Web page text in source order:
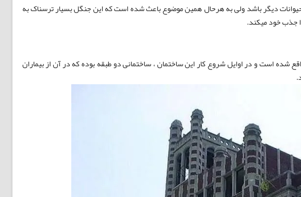
دیگر باشد ولی به هرحال همین موضوع باعث شده است که این جنگل بسیار ترسناک به
جذب خود میکند.
شده است و در اوایل شروع کار این ساختمان ، ساختمانی دو طبقه بوده که در آن از بیماران